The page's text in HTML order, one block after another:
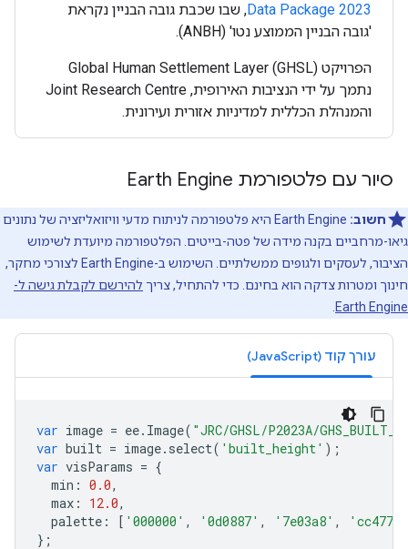
Data Package 2023, שבו שכבת גובה הבניין נקראת
'גובה הבניין הממוצע נטו' (ANBH).
הפרויקט Global Human Settlement Layer (GHSL)
נתמך על ידי הנציבות האירופית, Joint Research Centre
והמנהלת הכללית למדיניות אזורית ועירונית.
סיור עם פלטפורמת Earth Engine
חשוב:
‫Earth Engine היא פלטפורמה לניתוח מדעי וויזואליזציה של נתונים
גיאו-מרחביים בקנה מידה של פטה-בייטים. הפלטפורמה מיועדת לשימוש
הציבור, לעסקים ולגופים ממשלתיים. השימוש ב-Earth Engine לצורכי מחקר,
חינוך ומטרות צדקה הוא בחינם. כדי להתחיל, צריך להירשם לקבלת גישה ל-
Earth Engine
עורך קוד (JavaScript)
var image = ee. Image( "JRC/GHSL/P2023A/
var built = image. select( 'built_height' );
var visParams = {
min : 0.0,
max : 12.0,
palette : [ '000000' , '0d0887' , '7e03a8' ,
'cc4778'
};